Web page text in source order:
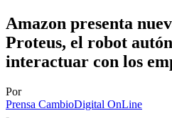
Amazon presenta
Proteus, el robot
interactuar con los
Por
Prensa CambioDigital OnLine